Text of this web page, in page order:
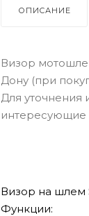
ОПИСАНИЕ
Визор
Дону (при
Для уточнения
интересующие
Визор на шлем
Функции: